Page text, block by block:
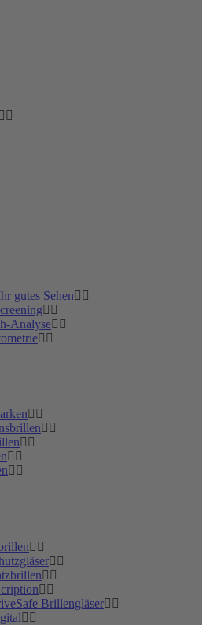
gutes Sehen
Analyse
Brillengläser